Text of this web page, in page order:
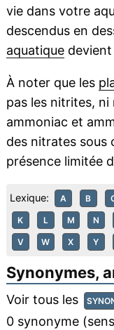
vie dans votre
descendus en
aquatiquedevient
À noter que les
pas les nitrites, ni
ammoniac et
des nitrates sous
présence limitée
Lexique: A B
K L M N
V W X Y
Synonymes,
Voir tous les
0 synonyme